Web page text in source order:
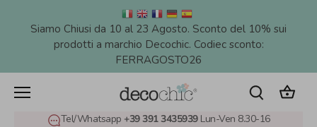
Siamo Chiusi da 10 al 23 Agosto. Sconto del 10% sui
prodotti a marchio Decochic. Codiec sconto:
FERRAGOSTO26
Tel/Whatsapp +39 391 3435939 Lun-Ven 8.30-16